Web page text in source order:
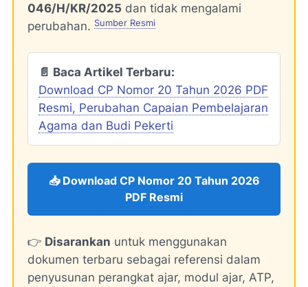
046/H/KR/2025 dan tidak mengalami
perubahan. Sumber Resmi
📄 Baca Artikel Terbaru:
Download CP Nomor 20 Tahun 2026 PDF
Resmi, Perubahan Capaian Pembelajaran
Agama dan Budi Pekerti
📥 Download CP Nomor 20 Tahun 2026
PDF Resmi
👉 Disarankan untuk menggunakan
dokumen terbaru sebagai referensi dalam
penyusunan perangkat ajar, modul ajar, ATP,